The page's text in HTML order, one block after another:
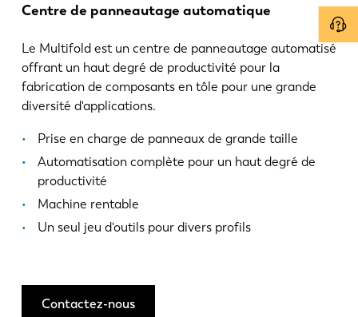
Centre de panneautage automatique
Le Multifold est un centre de panneautage automatisé
offrant un haut degré de productivité pour la
fabrication de composants en tôle pour une grande
diversité d'applications.
Prise en charge de panneaux de grande taille
Automatisation complète pour un haut degré de
productivité
Machine rentable
Un seul jeu d'outils pour divers profils
Contactez-nous
MACHINES À CISAILLER
LOGICIELS
À propos de LVD
Actualités
Découvrez LVD
Centre des ressources